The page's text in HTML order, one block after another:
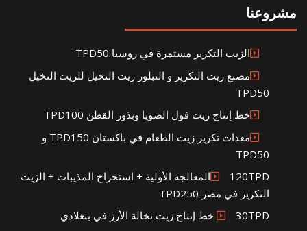
الزيت التكرير مستمرة في روسيا TPD50
مصنع زيت التكرير و التبلور زيت النخيل للزيت النخيل
TPD50
خط إنتاج زيت فول الصويا وبذور القطن TPD100
معدات تكرير زيت الطعام في باكستان TPD150 و
TPD50
120TPDالمعالجة الأولية + استخراج المذيبات + الزيت
التكرير في مصر TPD250
30TPD خط إنتاج زيت نخالة الأرز في بنغلادي